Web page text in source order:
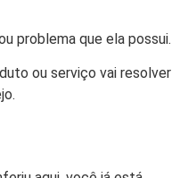
problema que ela possui.
ou serviço vai resolver